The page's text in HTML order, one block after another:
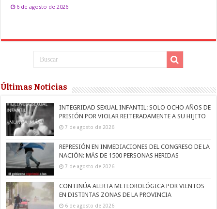
6 de agosto de 2026
Últimas Noticias
INTEGRIDAD SEXUAL INFANTIL: SOLO OCHO AÑOS DE
PRISIÓN POR VIOLAR REITERADAMENTE A SU HIJITO
7 de agosto de 2026
REPRESIÓN EN INMEDIACIONES DEL CONGRESO DE LA
NACIÓN: MÁS DE 1500 PERSONAS HERIDAS
7 de agosto de 2026
CONTINÚA ALERTA METEOROLÓGICA POR VIENTOS
EN DISTINTAS ZONAS DE LA PROVINCIA
6 de agosto de 2026